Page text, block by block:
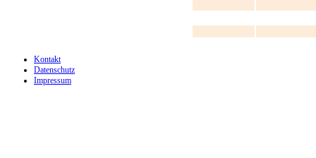
Kontakt
Datenschutz
Impressum